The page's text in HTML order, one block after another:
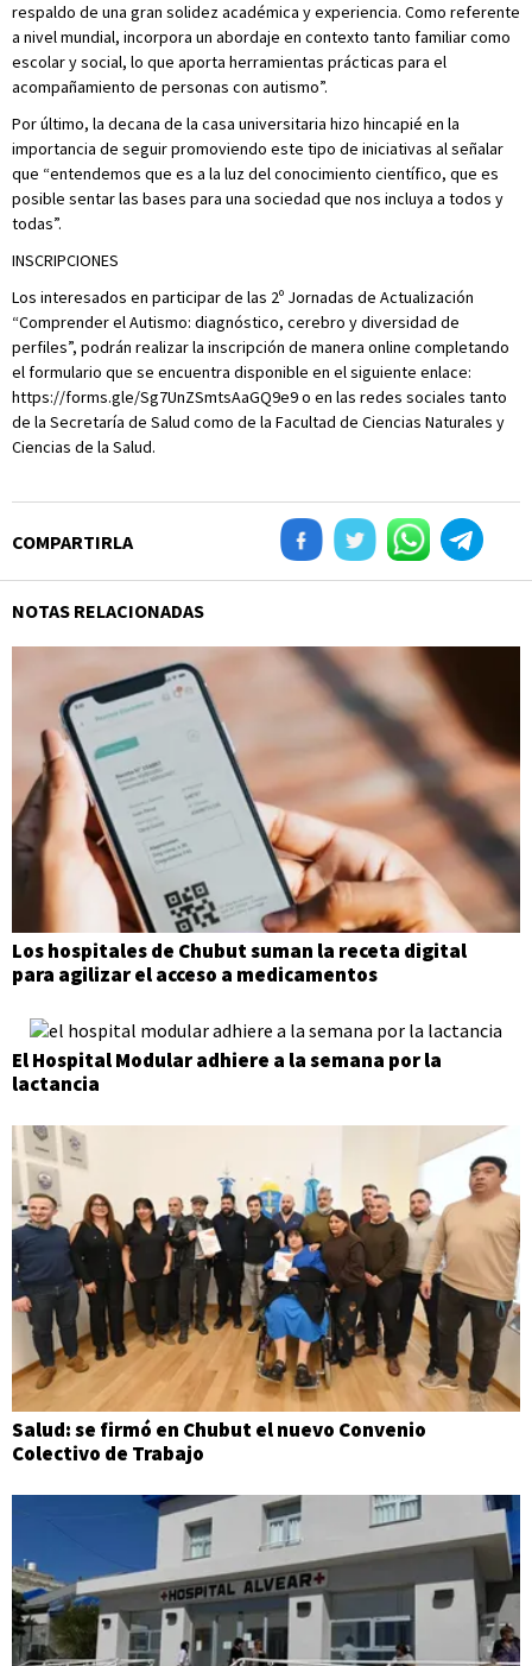
respaldo de una gran solidez académica y experiencia. Como referente
a nivel mundial, incorpora un abordaje en contexto tanto familiar como
escolar y social, lo que aporta herramientas prácticas para el
acompañamiento de personas con autismo”.
Por último, la decana de la casa universitaria hizo hincapié en la
importancia de seguir promoviendo este tipo de iniciativas al señalar
que “entendemos que es a la luz del conocimiento científico, que es
posible sentar las bases para una sociedad que nos incluya a todos y
todas”.
INSCRIPCIONES
Los interesados en participar de las 2º Jornadas de Actualización
“Comprender el Autismo: diagnóstico, cerebro y diversidad de
perfiles”, podrán realizar la inscripción de manera online completando
el formulario que se encuentra disponible en el siguiente enlace:
https://forms.gle/Sg7UnZSmtsAaGQ9e9 o en las redes sociales tanto
de la Secretaría de Salud como de la Facultad de Ciencias Naturales y
Ciencias de la Salud.
COMPARTIRLA
NOTAS RELACIONADAS
Los hospitales de Chubut suman la receta digital
para agilizar el acceso a medicamentos
El Hospital Modular adhiere a la semana por la
lactancia
Salud: se firmó en Chubut el nuevo Convenio
Colectivo de Trabajo